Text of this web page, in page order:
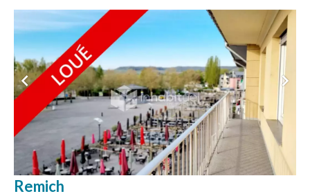
Remich